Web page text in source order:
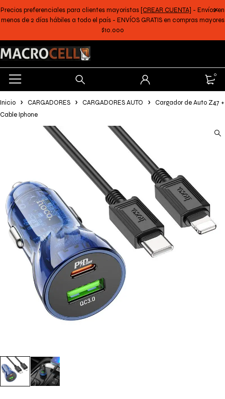
Precios preferenciales para clientes mayoristas [CREAR CUENTA] - Envíos en
menos de 2 días hábiles a todo el país - ENVÍOS GRATIS en compras mayores
$10.000
0
Inicio CARGADORES CARGADORES AUTO
Cargador de Auto Z47 +
Cable Iphone